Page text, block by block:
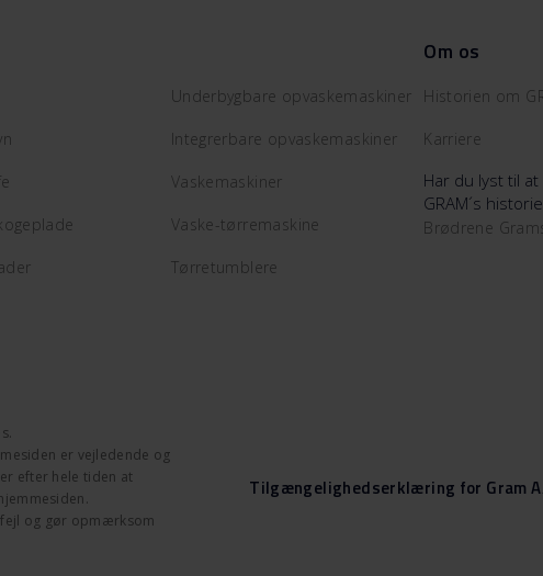
Underbygbare opvaskemaskiner
Integrerbare opvaskemaskiner
Vaskemaskiner
Vaske-tørremaskine
Tørretumblere
Om os
Historien om
Karriere
Har du lyst til
GRAM´s
Brødrene
er vejledende og
efter hele tiden at
og gør opmærksom
Tilgængelighedserklæring for Gram